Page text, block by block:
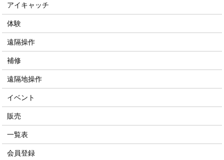
アイキャッチ
体験
遠隔操作
補修
遠隔地操作
イベント
販売
一覧表
会員登録